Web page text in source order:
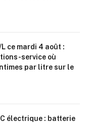
L ce mardi 4 août :
service où
par litre sur le
électrique : batterie